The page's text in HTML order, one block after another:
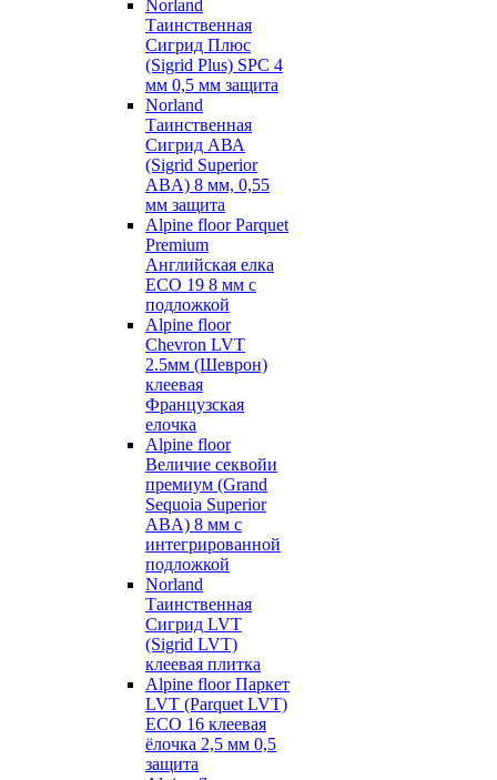
Norland
Таинственная
Сигрид Плюс
(Sigrid Plus) SPC 4
мм 0,5 мм защита
Norland
Таинственная
Сигрид АВА
(Sigrid Superior
ABA) 8 мм, 0,55
мм защита
Alpine floor Parquet
Premium
Английская елка
ECO 19 8 мм с
подложкой
Alpine floor
Chevron LVT
2.5мм (Шеврон)
клеевая
Французская
елочка
Alpine floor
Величие секвойи
премиум (Grand
Sequoia Superior
ABA) 8 мм с
интегрированной
подложкой
Norland
Таинственная
Сигрид LVT
(Sigrid LVT)
клеевая плитка
Alpine floor Паркет
LVT (Parquet LVT)
ECO 16 клеевая
ёлочка 2,5 мм 0,5
защита